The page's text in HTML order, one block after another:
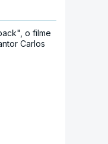
o filme
Carlos